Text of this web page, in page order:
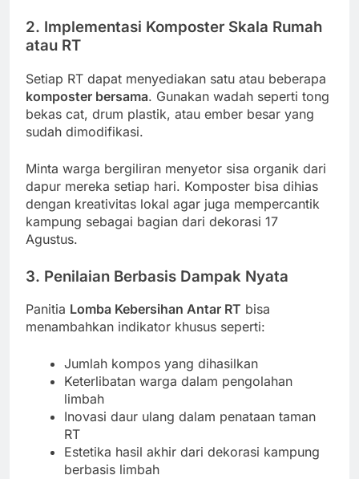
2. Implementasi Komposter Skala Rumah
atau RT
Setiap RT dapat menyediakan satu atau beberapa
komposter bersama. Gunakan wadah seperti tong
bekas cat, drum plastik, atau ember besar yang
sudah dimodifikasi.
Minta warga bergiliran menyetor sisa organik dari
dapur mereka setiap hari. Komposter bisa dihias
dengan kreativitas lokal agar juga mempercantik
kampung sebagai bagian dari dekorasi 17
Agustus.
3. Penilaian Berbasis Dampak Nyata
Panitia Lomba Kebersihan Antar RT bisa
menambahkan indikator khusus seperti:
Jumlah kompos yang dihasilkan
Keterlibatan warga dalam pengolahan
limbah
Inovasi daur ulang dalam penataan taman
RT
Estetika hasil akhir dari dekorasi kampung
berbasis limbah